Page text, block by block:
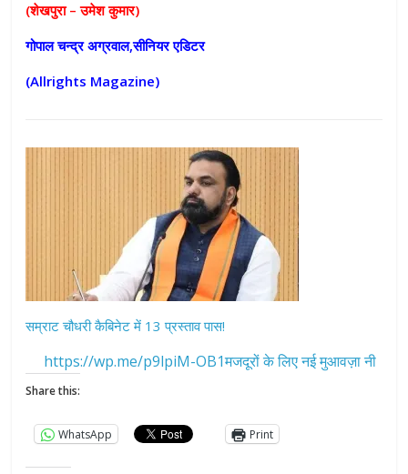
(शेखपुरा – उमेश कुमार)
गोपाल चन्द्र अग्रवाल,सीनियर एडिटर
(Allrights Magazine)
सम्राट चौधरी कैबिनेट में 13 प्रस्ताव पास!
https://wp.me/p9lpiM-OB1मजदूरों के लिए नई मुआवज़ा नी
Share this:
WhatsApp Print